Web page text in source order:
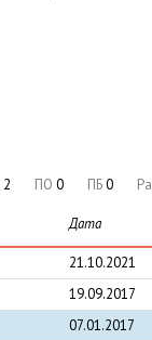
2 ПО 0 ПБ0
Дата
21.10.2021
19.09.2017
07.01.2017